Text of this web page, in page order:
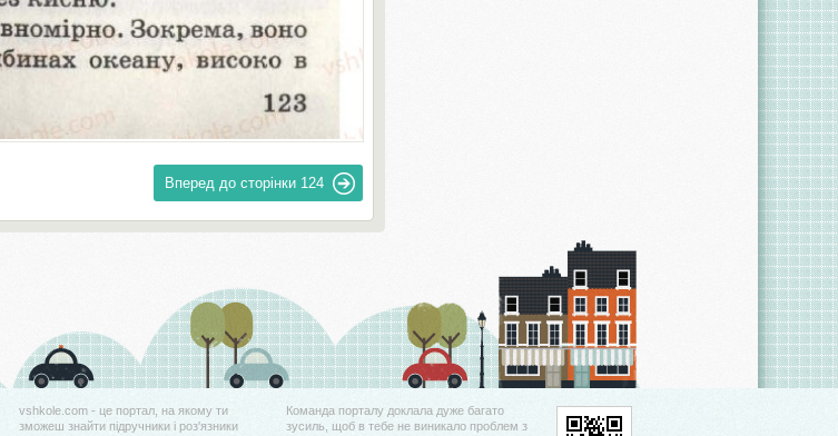
Вперед до сторінки 124
vshkole.com - це портал, на якому ти
зможеш знайти підручники і роз'язники
Команда порталу доклала дуже багато
зусиль, щоб в тебе не виникало проблем з